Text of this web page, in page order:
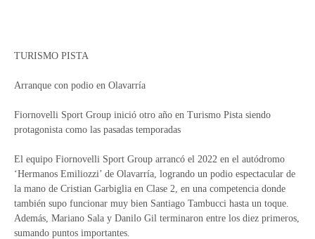
TURISMO PISTA
Arranque con podio en Olavarría
Fiornovelli Sport Group inició otro año en Turismo Pista siendo
protagonista como las pasadas temporadas
El equipo Fiornovelli Sport Group arrancó el 2022 en el autódromo
‘Hermanos Emiliozzi’ de Olavarría, logrando un podio espectacular de
la mano de Cristian Garbiglia en Clase 2, en una competencia donde
también supo funcionar muy bien Santiago Tambucci hasta un toque.
Además, Mariano Sala y Danilo Gil terminaron entre los diez primeros,
sumando puntos importantes.